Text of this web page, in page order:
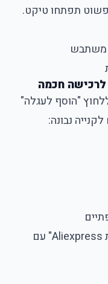
תפתחו טיקט.
משתבש
חכמה
"הוסף לעגלה"
נבונה:
יש גם קבוצות פייסבוק של "המלצות Aliexpress" עם